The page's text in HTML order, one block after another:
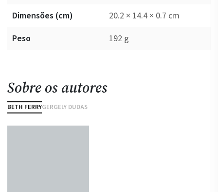
Dimensões (cm)
20.2 × 14.4 × 0.7 cm
Peso
192 g
Sobre os autores
BETH FERRYGERGELY DUDAS